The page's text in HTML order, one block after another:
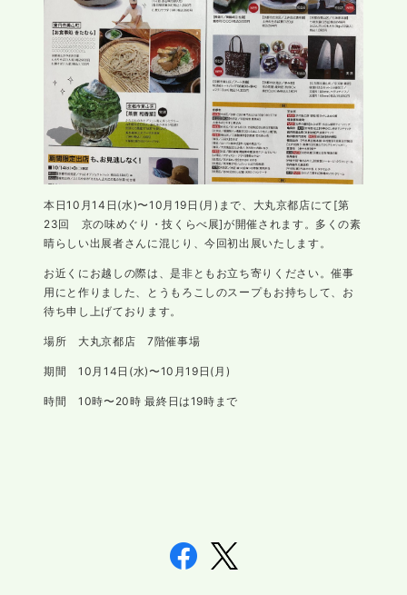
本日10月14日(水)〜10月19日(月)まで、大丸京都店にて[第
23回 京の味めぐり・技くらべ展]が開催されます。多くの素
晴らしい出展者さんに混じり、今回初出展いたします。
お近くにお越しの際は、是非ともお立ち寄りください。催事
用にと作りました、とうもろこしのスープもお持ちして、お
待ち申し上げております。
場所 大丸京都店 7階催事場
期間 10月14日(水)〜10月19日(月)
時間 10時〜20時 最終日は19時まで